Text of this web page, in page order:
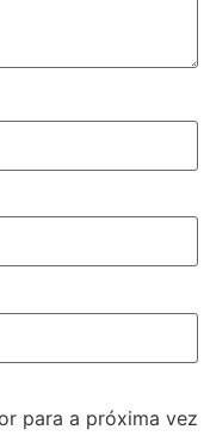
para a próxima vez